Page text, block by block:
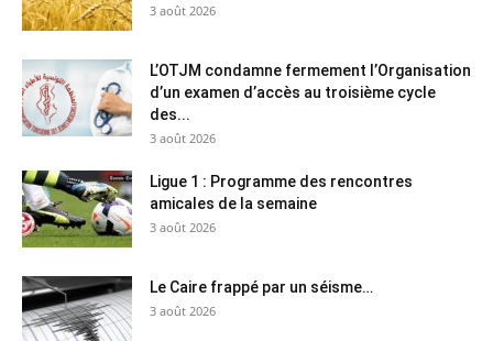
3 août 2026
L’OTJM condamne fermement l’Organisation
d’un examen d’accès au troisième cycle
des...
3 août 2026
Ligue 1 : Programme des rencontres
amicales de la semaine
3 août 2026
Le Caire frappé par un séisme…
3 août 2026